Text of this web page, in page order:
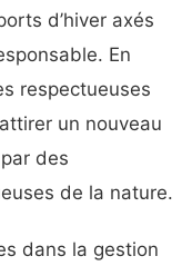
d’hiver axés
En
respectueuses
un nouveau
des
de la nature.
dans la gestion